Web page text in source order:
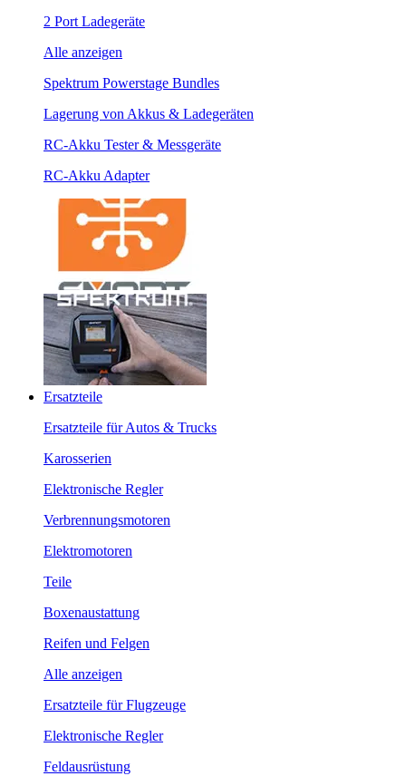
2 Port Ladegeräte
Alle anzeigen
Spektrum Powerstage Bundles
Lagerung von Akkus & Ladegeräten
RC-Akku Tester & Messgeräte
RC-Akku Adapter
Ersatzteile
Ersatzteile für Autos & Trucks
Karosserien
Elektronische Regler
Verbrennungsmotoren
Elektromotoren
Teile
Boxenaustattung
Reifen und Felgen
Alle anzeigen
Ersatzteile für Flugzeuge
Elektronische Regler
Feldausrüstung